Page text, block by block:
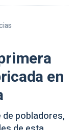
en
pobladores,